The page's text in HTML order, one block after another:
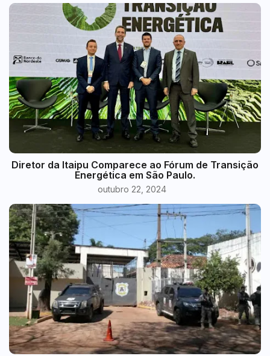
Diretor da Itaipu Comparece ao Fórum de Transição
Energética em São Paulo.
outubro 22, 2024